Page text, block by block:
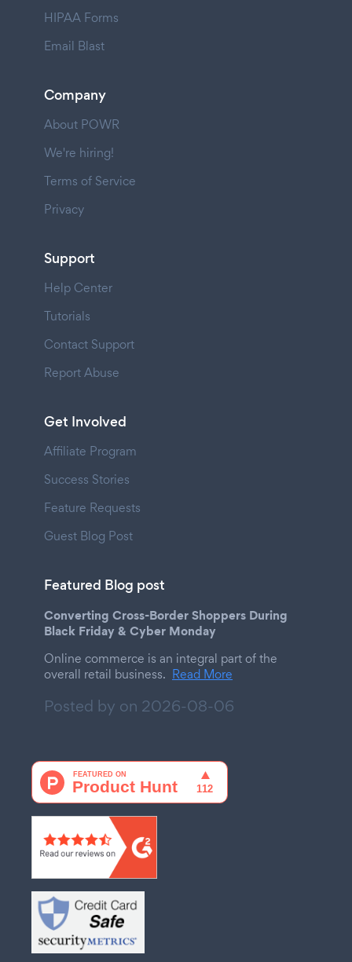
HIPAA Forms
Email Blast
Company
About POWR
We're hiring!
Terms of Service
Privacy
Support
Help Center
Tutorials
Contact Support
Report Abuse
Get Involved
Affiliate Program
Success Stories
Feature Requests
Guest Blog Post
Featured Blog post
Converting Cross-Border Shoppers During
Black Friday & Cyber Monday
Online commerce is an integral part of the
overall retail business. Read More
Posted by on 2026-08-06